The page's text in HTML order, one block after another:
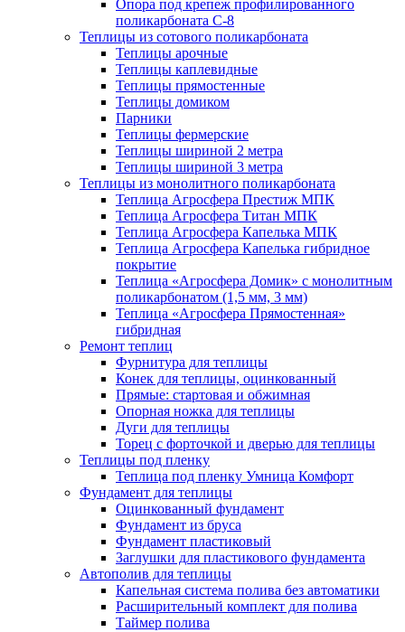
Опора под крепеж профилированного
поликарбоната С-8
Теплицы из сотового поликарбоната
Теплицы арочные
Теплицы каплевидные
Теплицы прямостенные
Теплицы домиком
Парники
Теплицы фермерские
Теплицы шириной 2 метра
Теплицы шириной 3 метра
Теплицы из монолитного поликарбоната
Теплица Агросфера Престиж МПК
Теплица Агросфера Титан МПК
Теплица Агросфера Капелька МПК
Теплица Агросфера Капелька гибридное
покрытие
Теплица «Агросфера Домик» с монолитным
поликарбонатом (1,5 мм, 3 мм)
Теплица «Агросфера Прямостенная»
гибридная
Ремонт теплиц
Фурнитура для теплицы
Конек для теплицы, оцинкованный
Прямые: стартовая и обжимная
Опорная ножка для теплицы
Дуги для теплицы
Торец с форточкой и дверью для теплицы
Теплицы под пленку
Теплица под пленку Умница Комфорт
Фундамент для теплицы
Оцинкованный фундамент
Фундамент из бруса
Фундамент пластиковый
Заглушки для пластикового фундамента
Автополив для теплицы
Капельная система полива без автоматики
Расширительный комплект для полива
Таймер полива